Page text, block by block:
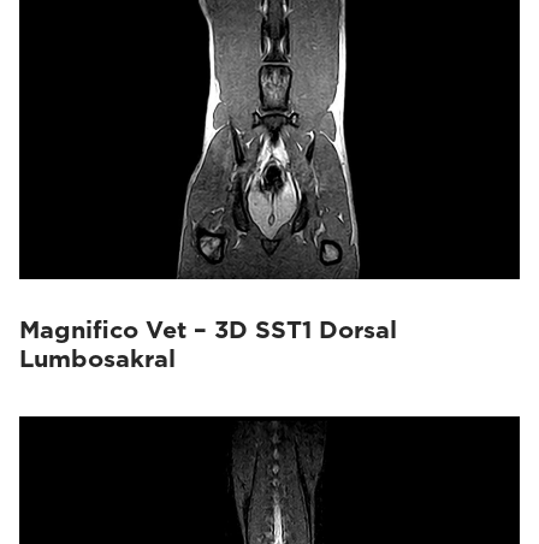
Magnifico Vet – 3D SST1 Dorsal
Lumbosakral